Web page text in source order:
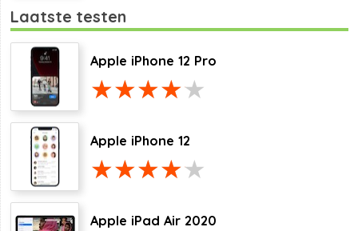
Laatste testen
Apple iPhone 12 Pro
Apple iPhone 12
Apple iPad Air 2020